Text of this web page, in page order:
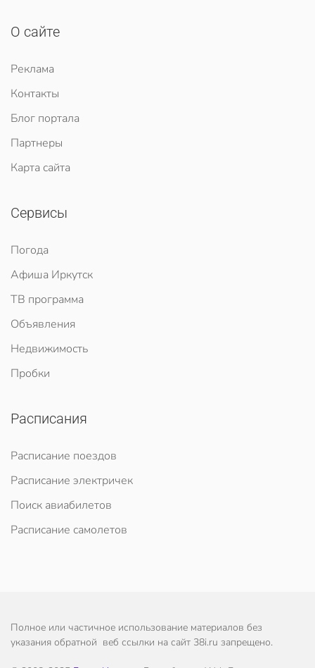
О сайте
Реклама
Контакты
Блог портала
Партнеры
Карта сайта
Сервисы
Погода
Афиша Иркутск
ТВ программа
Объявления
Недвижимость
Пробки
Расписания
Расписание поездов
Расписание электричек
Поиск авиабилетов
Расписание самолетов
Полное или частичное использование материалов без
указания обратной веб ссылки на сайт 38i.ru запрещено.